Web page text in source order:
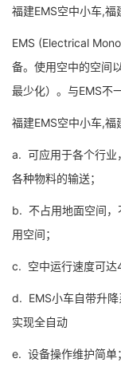
福建EMS空中小车,福
EMS (Electrical
备。使用空中的空间
最少化）。与EMS不
福建EMS空中小车,福
a. 可应用于各个行业
各种物料的输送；
b. 不占用地面空间，
用空间；
c. 空中运行速度可达
d. EMS小车自带升降
实现全自动
e. 设备操作维护简单；